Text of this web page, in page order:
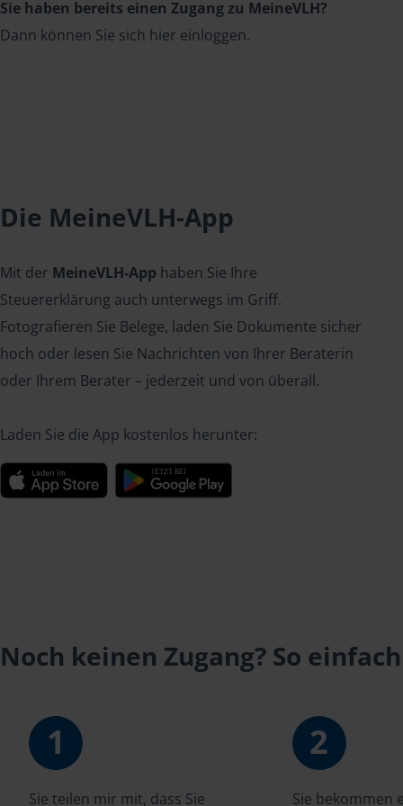
Sie haben bereits einen Zugang zu MeineVLH?
Dann können Sie sich hier einloggen.
Die MeineVLH-App
Mit der MeineVLH-App haben Sie Ihre
Steuererklärung auch unterwegs im Griff.
Fotografieren Sie Belege, laden Sie Dokumente sicher
hoch oder lesen Sie Nachrichten von Ihrer Beraterin
oder Ihrem Berater – jederzeit und von überall.
Laden Sie die App kostenlos herunter:
Noch keinen Zugang? So
1
Sie teilen mir mit, dass Sie
2
Sie bekommen